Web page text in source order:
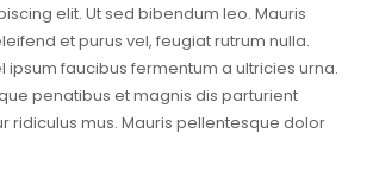
elit. Ut sed bibendum leo. Mauris
et purus vel, feugiat rutrum nulla.
ipsum faucibus fermentum a ultricies urna.
penatibus et magnis dis parturient
ridiculus mus. Mauris pellentesque dolor